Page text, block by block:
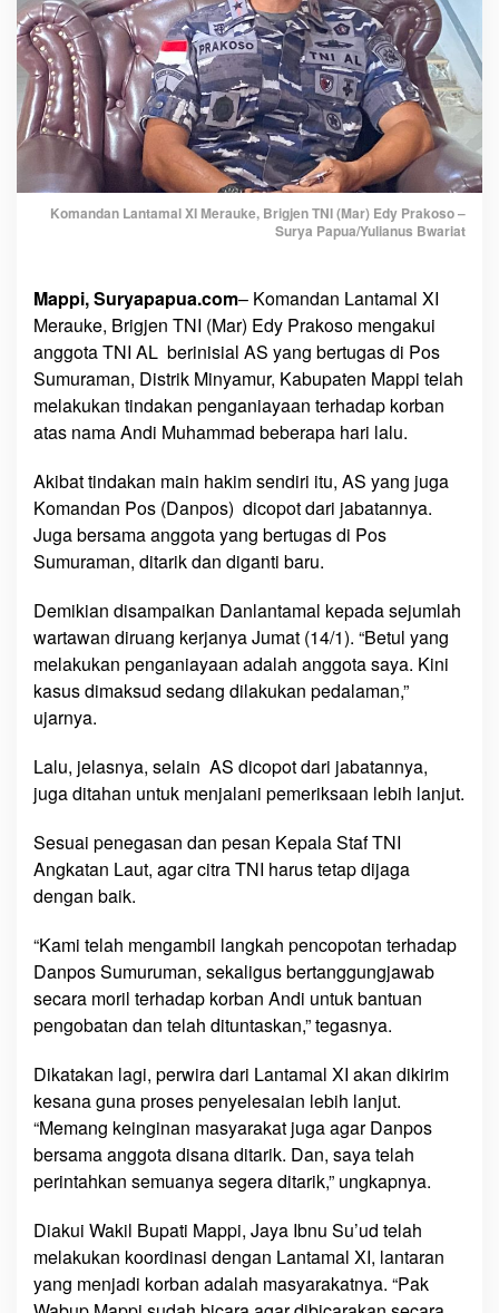
a
a
n
A
n
d
i
M
u
m
m
a
d
a
l
a
n
t
m
a
l
X
o
p
t
J
a
a
n
D
n
p
o
s
T
I
A
L
S
Komandan Lantamal XI Merauke, Brigjen TNI (Mar) Edy Prakoso –
Surya Papua/Yulianus Bwariat
Mappi, Suryapapua.com– Komandan Lantamal XI
Merauke, Brigjen TNI (Mar) Edy Prakoso mengakui
anggota TNI AL berinisial AS yang bertugas di Pos
Sumuraman, Distrik Minyamur, Kabupaten Mappi telah
melakukan tindakan penganiayaan terhadap korban
atas nama Andi Muhammad beberapa hari lalu.
Akibat tindakan main hakim sendiri itu, AS yang juga
Komandan Pos (Danpos) dicopot dari jabatannya.
Juga bersama anggota yang bertugas di Pos
Sumuraman, ditarik dan diganti baru.
Demikian disampaikan Danlantamal kepada sejumlah
wartawan diruang kerjanya Jumat (14/1). “Betul yang
melakukan penganiayaan adalah anggota saya. Kini
kasus dimaksud sedang dilakukan pedalaman,”
ujarnya.
Lalu, jelasnya, selain AS dicopot dari jabatannya,
juga ditahan untuk menjalani pemeriksaan lebih lanjut.
Sesuai penegasan dan pesan Kepala Staf TNI
Angkatan Laut, agar citra TNI harus tetap dijaga
dengan baik.
“Kami telah mengambil langkah pencopotan terhadap
Danpos Sumuruman, sekaligus bertanggungjawab
secara moril terhadap korban Andi untuk bantuan
pengobatan dan telah dituntaskan,” tegasnya.
Dikatakan lagi, perwira dari Lantamal XI akan dikirim
kesana guna proses penyelesaian lebih lanjut.
“Memang keinginan masyarakat juga agar Danpos
bersama anggota disana ditarik. Dan, saya telah
perintahkan semuanya segera ditarik,” ungkapnya.
Diakui Wakil Bupati Mappi, Jaya Ibnu Su’ud telah
melakukan koordinasi dengan Lantamal XI, lantaran
yang menjadi korban adalah masyarakatnya. “Pak